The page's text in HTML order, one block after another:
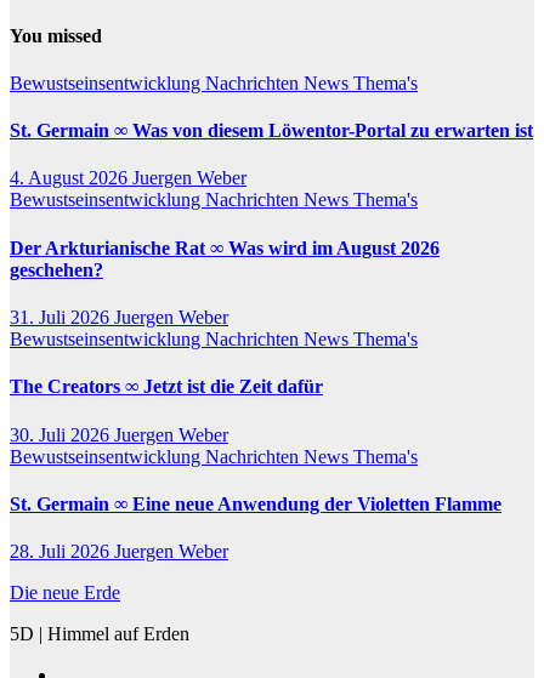
You missed
Bewustseinsentwicklung Nachrichten News Thema's
St. Germain ∞ Was von diesem Löwentor-Portal zu erwarten ist
4. August 2026 Juergen Weber
Bewustseinsentwicklung Nachrichten News Thema's
Der Arkturianische Rat ∞ Was wird im August 2026
geschehen?
31. Juli 2026 Juergen Weber
Bewustseinsentwicklung Nachrichten News Thema's
The Creators ∞ Jetzt ist die Zeit dafür
30. Juli 2026 Juergen Weber
Bewustseinsentwicklung Nachrichten News Thema's
St. Germain ∞ Eine neue Anwendung der Violetten Flamme
28. Juli 2026 Juergen Weber
Die neue Erde
5D | Himmel auf Erden